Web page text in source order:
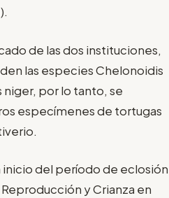
de las dos instituciones,
las especies Chelonoidis
por lo tanto, se
especímenes de tortugas
inicio del período de eclosión
y Crianza en